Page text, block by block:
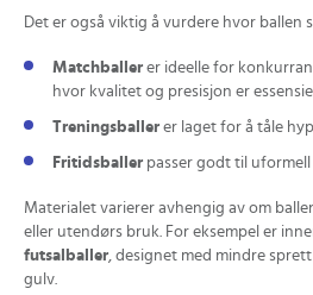
Det er også viktig å vurdere hvor ballen
Matchballer er ideelle for
hvor kvalitet og presisjon er
Treningsballer er laget for å tåle
Fritidsballer passer godt til uformell
Materialet varierer avhengig av om
eller utendørs bruk. For eksempel er
futsalballer, designet med mindre
gulv.